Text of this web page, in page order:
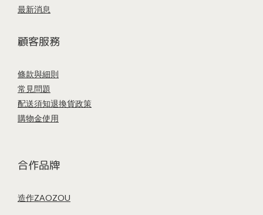
最新消息
顧客服務
條款與細則
常見問題
配送須知退換貨政策
購物金使用
合作品牌
造作ZAOZOU